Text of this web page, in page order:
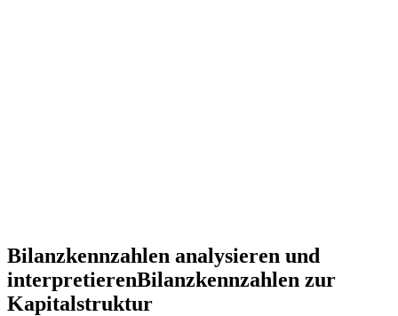
Bilanzkennzahlen analysieren und
interpretierenBilanzkennzahlen zur
Kapitalstruktur